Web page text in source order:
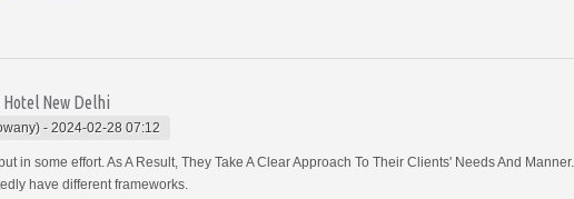
Hotel New Delhi
- 2024-02-28 07:12
in some effort. As A Result, They Take A Clear Approach To Their Clients' Needs And
have different frameworks.